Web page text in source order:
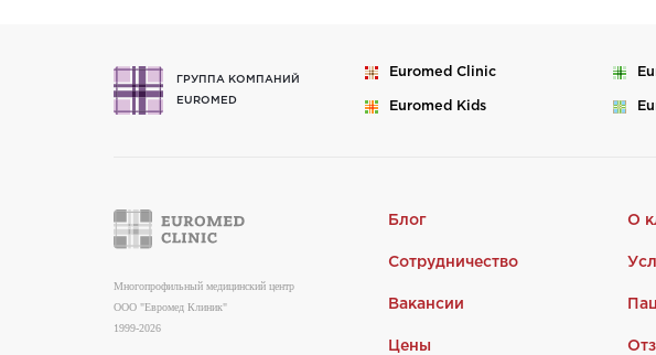
ГРУППА КОМПАНИЙ
EUROMED
Euromed Clinic
Euromed Kids
Многопрофильный медицинский центр
ООО "Евромед Клиник"
1999-2026
Блог О
Сотрудничество
Вакансии
Цены